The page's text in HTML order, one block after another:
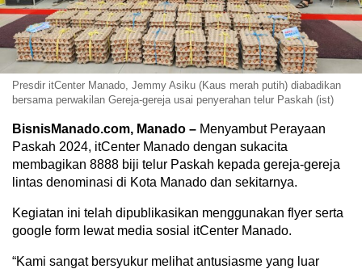
Presdir itCenter Manado, Jemmy Asiku (Kaus merah putih) diabadikan
bersama perwakilan Gereja-gereja usai penyerahan telur Paskah (ist)
BisnisManado.com, Manado – Menyambut Perayaan
Paskah 2024, itCenter Manado dengan sukacita
membagikan 8888 biji telur Paskah kepada gereja-gereja
lintas denominasi di Kota Manado dan sekitarnya.
Kegiatan ini telah dipublikasikan menggunakan flyer serta
google form lewat media sosial itCenter Manado.
“Kami sangat bersyukur melihat antusiasme yang luar